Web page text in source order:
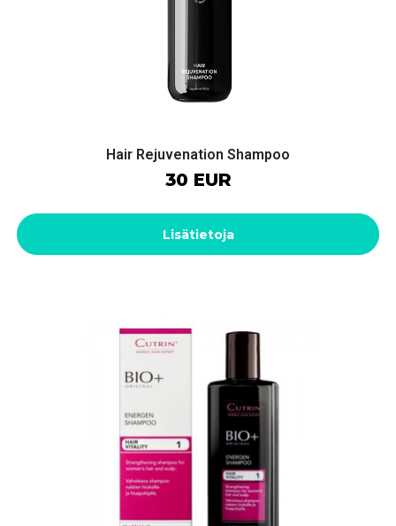
Hair Rejuvenation Shampoo
30 EUR
Lisätietoja